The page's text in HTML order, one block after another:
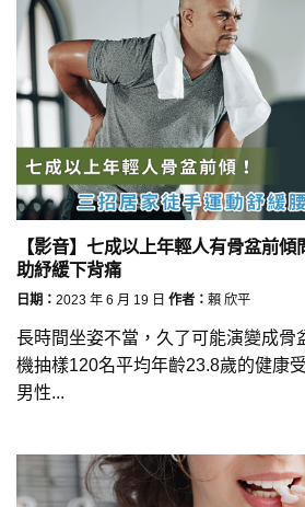
【影音】七成以上年輕人有骨盆前
助紓緩下背痛
日期： 2023 年 6 月 19 日 作者： 賴 欣平
長時間坐姿不當，久了可能演變成骨
機抽樣120名平均年齡23.8歲的健康
男性...